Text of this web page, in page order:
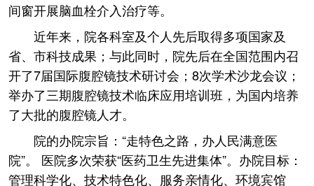
间窗开展脑血栓介入治疗等。
近年来，院各科室及个人先后取得多项国家及
省、市科技成果；与此同时，院先后在全国范围内召
开了7届国际腹腔镜技术研讨会；8次学术沙龙会议；
举办了三期腹腔镜技术临床应用培训班，为国内培养
了大批的腹腔镜人才。
院的办院宗旨：“走特色之路，办人民满意医
院”。 医院多次荣获“医药卫生先进集体”。办院目标：
管理科学化、技术特色化、服务亲情化、环境宾馆